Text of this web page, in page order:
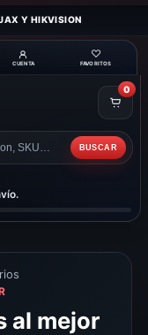
Y HIKVISION
CUENTA
♡
FAVORITOS
BUSCAR
0
al mejor